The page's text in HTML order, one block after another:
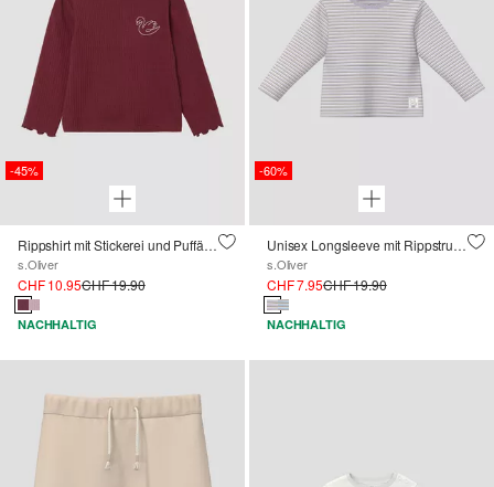
-45%
Rippshirt mit Stickerei und Puffärmel
s.Oliver
CHF 10.95CHF 19.90
NACHHALTIG
-60%
Unisex Longsleeve mit Rippstruktur
s.Oliver
CHF 7.95CHF 19.90
NACHHALTIG